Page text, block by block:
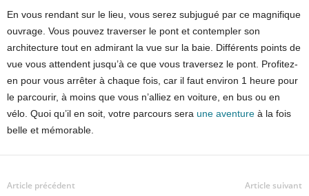
En vous rendant sur le lieu, vous serez subjugué par ce magnifique
ouvrage. Vous pouvez traverser le pont et contempler son
architecture tout en admirant la vue sur la baie. Différents points de
vue vous attendent jusqu’à ce que vous traversez le pont. Profitez-
en pour vous arrêter à chaque fois, car il faut environ 1 heure pour
le parcourir, à moins que vous n’alliez en voiture, en bus ou en
vélo. Quoi qu’il en soit, votre parcours sera une aventure à la fois
belle et mémorable.
Article précédent Article suivant